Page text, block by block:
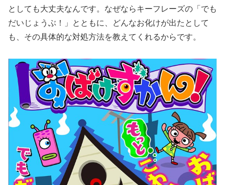
としても大丈夫なんです。なぜならキーフレーズの「でも
だいじょうぶ！」とともに、どんなお化けが出たとして
も、その具体的な対処方法を教えてくれるからです。